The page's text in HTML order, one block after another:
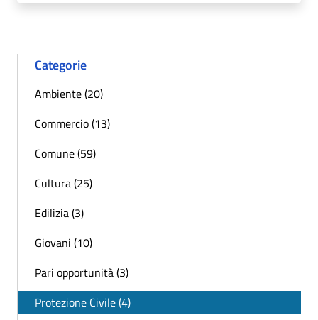
Categorie
Ambiente (20)
Commercio (13)
Comune (59)
Cultura (25)
Edilizia (3)
Giovani (10)
Pari opportunità (3)
Protezione Civile (4)